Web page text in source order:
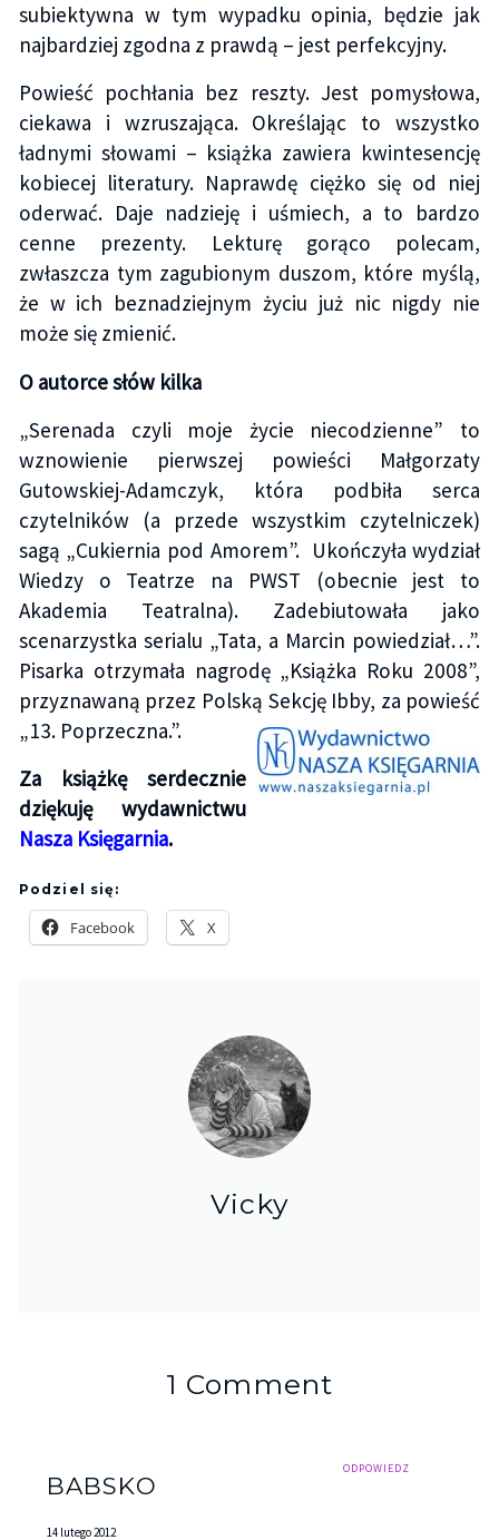
subiektywna w tym wypadku opinia, będzie jak
najbardziej zgodna z prawdą – jest perfekcyjny.
Powieść pochłania bez reszty. Jest pomysłowa,
ciekawa i wzruszająca. Określając to wszystko
ładnymi słowami – książka zawiera kwintesencję
kobiecej literatury. Naprawdę ciężko się od niej
oderwać. Daje nadzieję i uśmiech, a to bardzo
cenne prezenty. Lekturę gorąco polecam,
zwłaszcza tym zagubionym duszom, które myślą,
że w ich beznadziejnym życiu już nic nigdy nie
może się zmienić.
O autorce słów kilka
„Serenada czyli moje życie niecodzienne” to
wznowienie pierwszej powieści Małgorzaty
Gutowskiej-Adamczyk, która podbiła serca
czytelników (a przede wszystkim czytelniczek)
sagą „Cukiernia pod Amorem”. Ukończyła wydział
Wiedzy o Teatrze na PWST (obecnie jest to
Akademia Teatralna). Zadebiutowała jako
scenarzystka serialu „Tata, a Marcin powiedział…”.
Pisarka otrzymała nagrodę „Książka Roku 2008”,
przyznawaną przez Polską Sekcję Ibby, za powieść
„13. Poprzeczna.”.
Za książkę serdecznie
dziękuję wydawnictwu
Nasza Księgarnia.
Podziel się:
Facebook X
Vicky
1 Comment
ODPOWIEDZ
BABSKO
14 lutego 2012